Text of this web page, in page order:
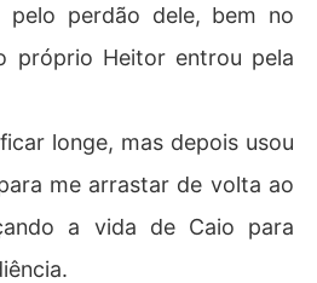
pelo perdão dele, bem no
próprio Heitor entrou pela
longe, mas depois usou
me arrastar de volta ao
a vida de Caio para